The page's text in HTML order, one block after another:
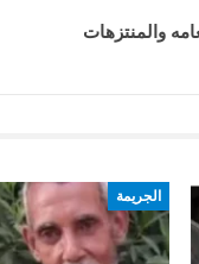
والمنتزهات
الجريمة